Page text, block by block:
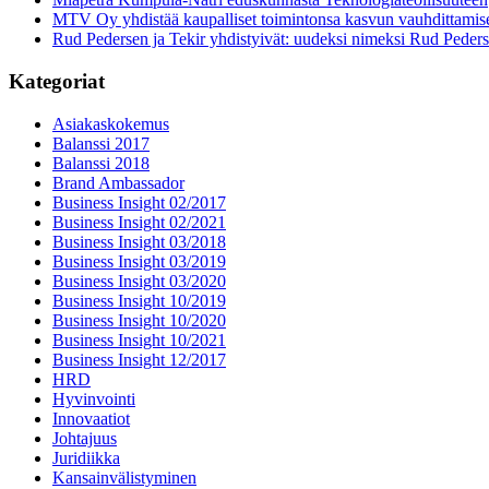
MTV Oy yhdistää kaupalliset toimintonsa kasvun
Rud Pedersen ja Tekir yhdistyivät: uudeksi nimeksi Rud
Kategoriat
Asiakaskokemus
Balanssi 2017
Balanssi 2018
Brand Ambassador
Business Insight 02/2017
Business Insight 02/2021
Business Insight 03/2018
Business Insight 03/2019
Business Insight 03/2020
Business Insight 10/2019
Business Insight 10/2020
Business Insight 10/2021
Business Insight 12/2017
HRD
Hyvinvointi
Innovaatiot
Johtajuus
Juridiikka
Kansainvälistyminen